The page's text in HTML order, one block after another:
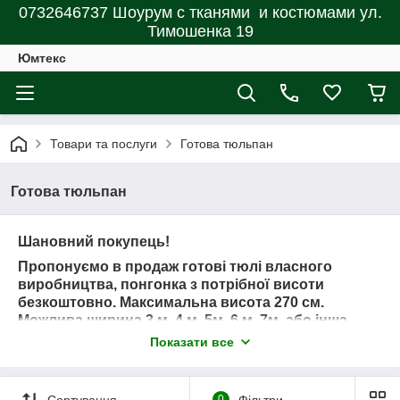
0732646737 Шоурум с тканями и костюмами ул.
Тимошенка 19
Юмтекс
Товари та послуги Готова тюльпан
Готова тюльпан
Шановний покупець!
Пропонуємо в продаж готові тюлі власного
виробництва, понгонка з потрібної висоти
безкоштовно. Максимальна висота 270 см.
Можлива ширина 3 м, 4 м, 5м, 6 м, 7м, або інша
ширина, яка вам потрібна (напр., 2,5, 3,5 м і тд).
шибениці, набираємо тканину для пошиття з
Показати все